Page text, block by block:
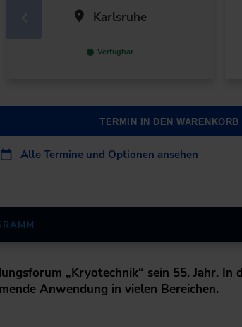
Karlsruhe
Verfügbar
TERMIN IN DEN WARENKORB
Alle Termine und Optionen ansehen
„Kryotechnik“ sein 55. Jahr. In
Anwendung in vielen Bereichen.